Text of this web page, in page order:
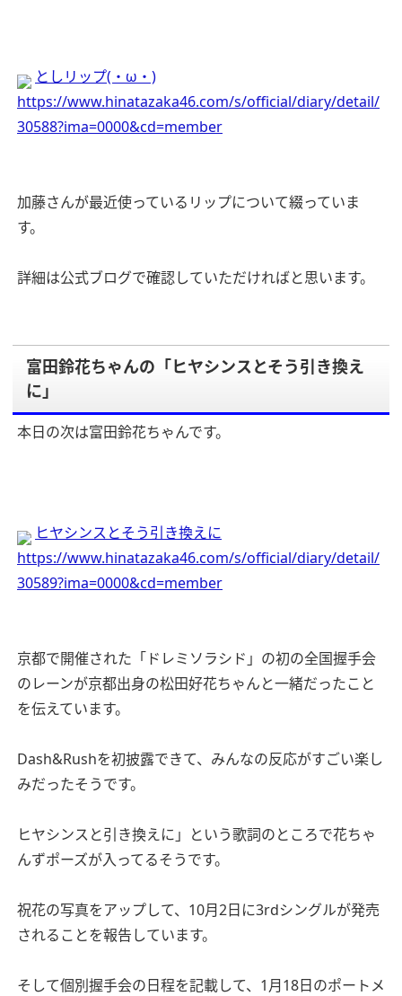
としリップ(・ω・)
https://www.hinatazaka46.com/s/official/diary/detail/
30588?ima=0000&cd=member
加藤さんが最近使っているリップについて綴っていま
す。
詳細は公式ブログで確認していただければと思います。
富田鈴花ちゃんの「ヒヤシンスとそう引き換え
に」
本日の次は富田鈴花ちゃんです。
ヒヤシンスとそう引き換えに
https://www.hinatazaka46.com/s/official/diary/detail/
30589?ima=0000&cd=member
京都で開催された「ドレミソラシド」の初の全国握手会
のレーンが京都出身の松田好花ちゃんと一緒だったこと
を伝えています。
Dash&Rushを初披露できて、みんなの反応がすごい楽し
みだったそうです。
ヒヤシンスと引き換えに」という歌詞のところで花ちゃ
んずポーズが入ってるそうです。
祝花の写真をアップして、10月2日に3rdシングルが発売
されることを報告しています。
そして個別握手会の日程を記載して、1月18日のポートメ